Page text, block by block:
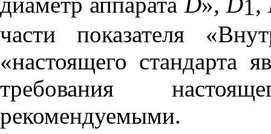
1
части показателя
«настоящего стандарта
требования
рекомендуемыми.